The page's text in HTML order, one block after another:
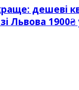
дешеві
Львова 1900₴